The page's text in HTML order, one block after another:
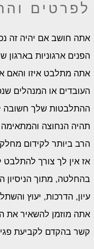
חושב אם יהיה זה
ארגוניות בארגון
מתלבט איזו והאם
או המנהלים
שלך חשובה
הנחוצה והמתאימה
ביותר לקידום מחלקת
אין לך צורך להתלבט
מתוך הניסיון
הדרכות, יעוץ
מוזמן להשאיר את
בהקדם לקביעת